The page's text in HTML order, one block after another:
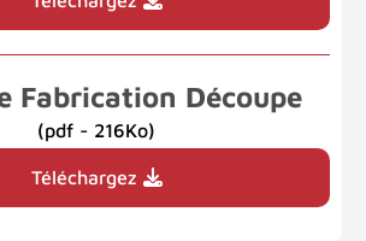
Fabrication Découpe
(pdf - 216Ko)
Téléchargez